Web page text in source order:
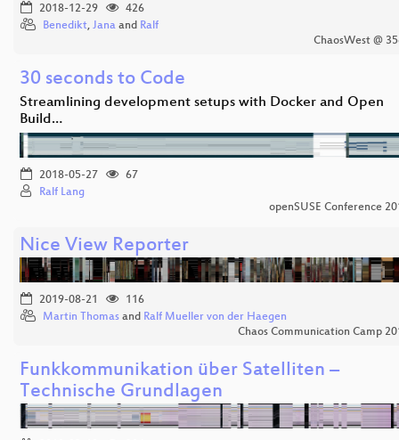
2018-12-29
426
Benedikt, Jana and Ralf
ChaosWest @
30 seconds to Code
Streamlining development setups with Docker and Open
Build…
2018-05-27
67
Ralf Lang
openSUSE Conference
Nice View Reporter
2019-08-21
116
Martin Thomas and Ralf Mueller von der Haegen
Chaos Communication Camp
Funkkommunikation über Satelliten –
Technische Grundlagen